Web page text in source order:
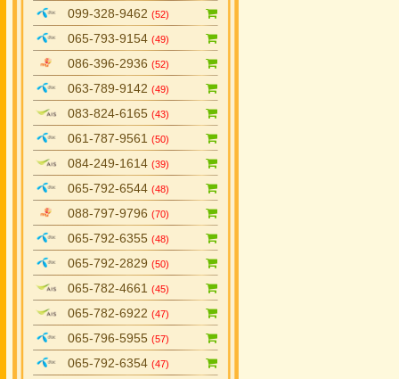
099-328-9462 (52)
065-793-9154 (49)
086-396-2936 (52)
063-789-9142 (49)
083-824-6165 (43)
061-787-9561 (50)
084-249-1614 (39)
065-792-6544 (48)
088-797-9796 (70)
065-792-6355 (48)
065-792-2829 (50)
065-782-4661 (45)
065-782-6922 (47)
065-796-5955 (57)
065-792-6354 (47)